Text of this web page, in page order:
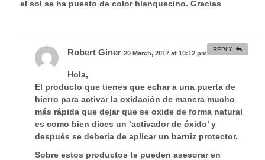
el sol se ha puesto de color blanquecino. Gracias
Robert Giner 20 March, 2017 at 10:12 pm
Hola,
El producto que tienes que echar a una puerta de
hierro para activar la oxidación de manera mucho
más rápida que dejar que se oxide de forma natural
es como bien dices un ‘activador de óxido’ y
después se debería de aplicar un barniz protector.
Sobre estos productos te pueden asesorar en
REPLY